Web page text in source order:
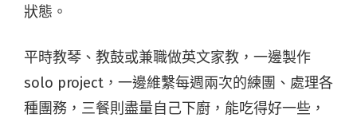
狀態。
平時教琴、教鼓或兼職做英文家教，一邊製作
solo project，一邊維繫每週兩次的練團、處理各
種團務，三餐則盡量自己下廚，能吃得好一些，